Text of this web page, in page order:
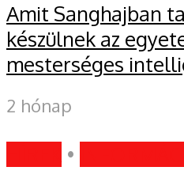
Amit Sanghajban
készülnek az
mesterséges
2 hónap
•